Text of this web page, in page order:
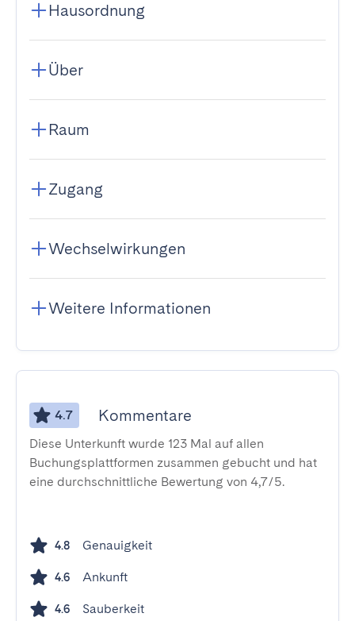
Hausordnung
Über
Raum
Zugang
Wechselwirkungen
Weitere Informationen
4.7 Kommentare
Diese Unterkunft wurde 123 Mal auf allen
Buchungsplattformen zusammen gebucht und hat
eine durchschnittliche Bewertung von 4,7/5.
4.8 Genauigkeit
4.6 Ankunft
4.6 Sauberkeit